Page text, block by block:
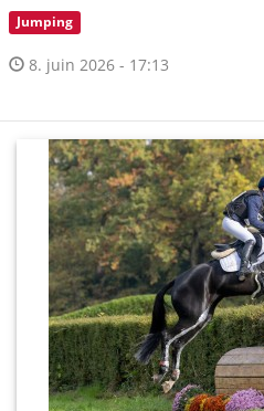
Jumping
8. juin 2026 - 17:13